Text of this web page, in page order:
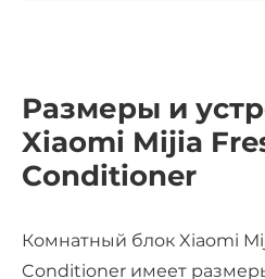
Размеры и
Xiaomi Mijia
Conditioner
Комнатный блок Xiaomi
Conditioner имеет